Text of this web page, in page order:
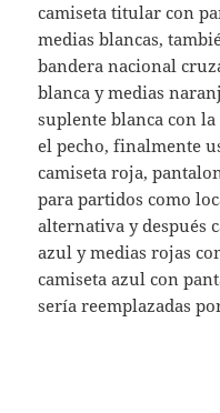
camiseta titular con
medias blancas,
bandera nacional
blanca y medias
suplente blanca con
el pecho, finalmente
camiseta roja,
para partidos como
alternativa y después
azul y medias rojas
camiseta azul con
sería reemplazadas